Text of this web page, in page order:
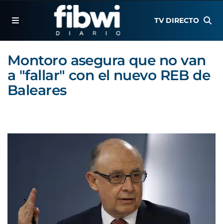
TV DIRECTO
Montoro asegura que no van
a "fallar" con el nuevo REB de
Baleares